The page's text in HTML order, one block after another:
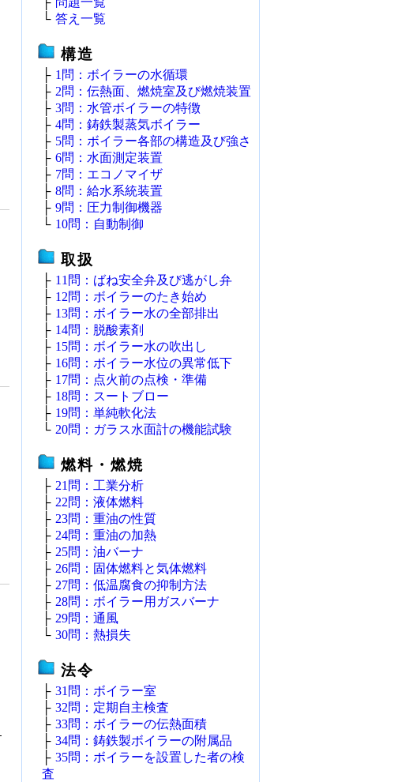
└ 答え一覧
構造
├ 1問：ボイラーの水循環
├ 2問：伝熱面、燃焼室及び燃焼装置
├ 3問：水管ボイラーの特徴
├ 4問：鋳鉄製蒸気ボイラー
├ 5問：ボイラー各部の構造及び強さ
├ 6問：水面測定装置
├ 7問：エコノマイザ
├ 8問：給水系統装置
├ 9問：圧力制御機器
└ 10問：自動制御
取扱
├ 11問：ばね安全弁及び逃がし弁
├ 12問：ボイラーのたき始め
├ 13問：ボイラー水の全部排出
├ 14問：脱酸素剤
├ 15問：ボイラー水の吹出し
├ 16問：ボイラー水位の異常低下
├ 17問：点火前の点検・準備
├ 18問：スートブロー
├ 19問：単純軟化法
└ 20問：ガラス水面計の機能試験
燃料・燃焼
├ 21問：工業分析
├ 22問：液体燃料
├ 23問：重油の性質
├ 24問：重油の加熱
├ 25問：油バーナ
├ 26問：固体燃料と気体燃料
├ 27問：低温腐食の抑制方法
├ 28問：ボイラー用ガスバーナ
├ 29問：通風
└ 30問：熱損失
法令
├ 31問：ボイラー室
├ 32問：定期自主検査
├ 33問：ボイラーの伝熱面積
├ 34問：鋳鉄製ボイラーの附属品
├ 35問：ボイラーを設置した者の検
査